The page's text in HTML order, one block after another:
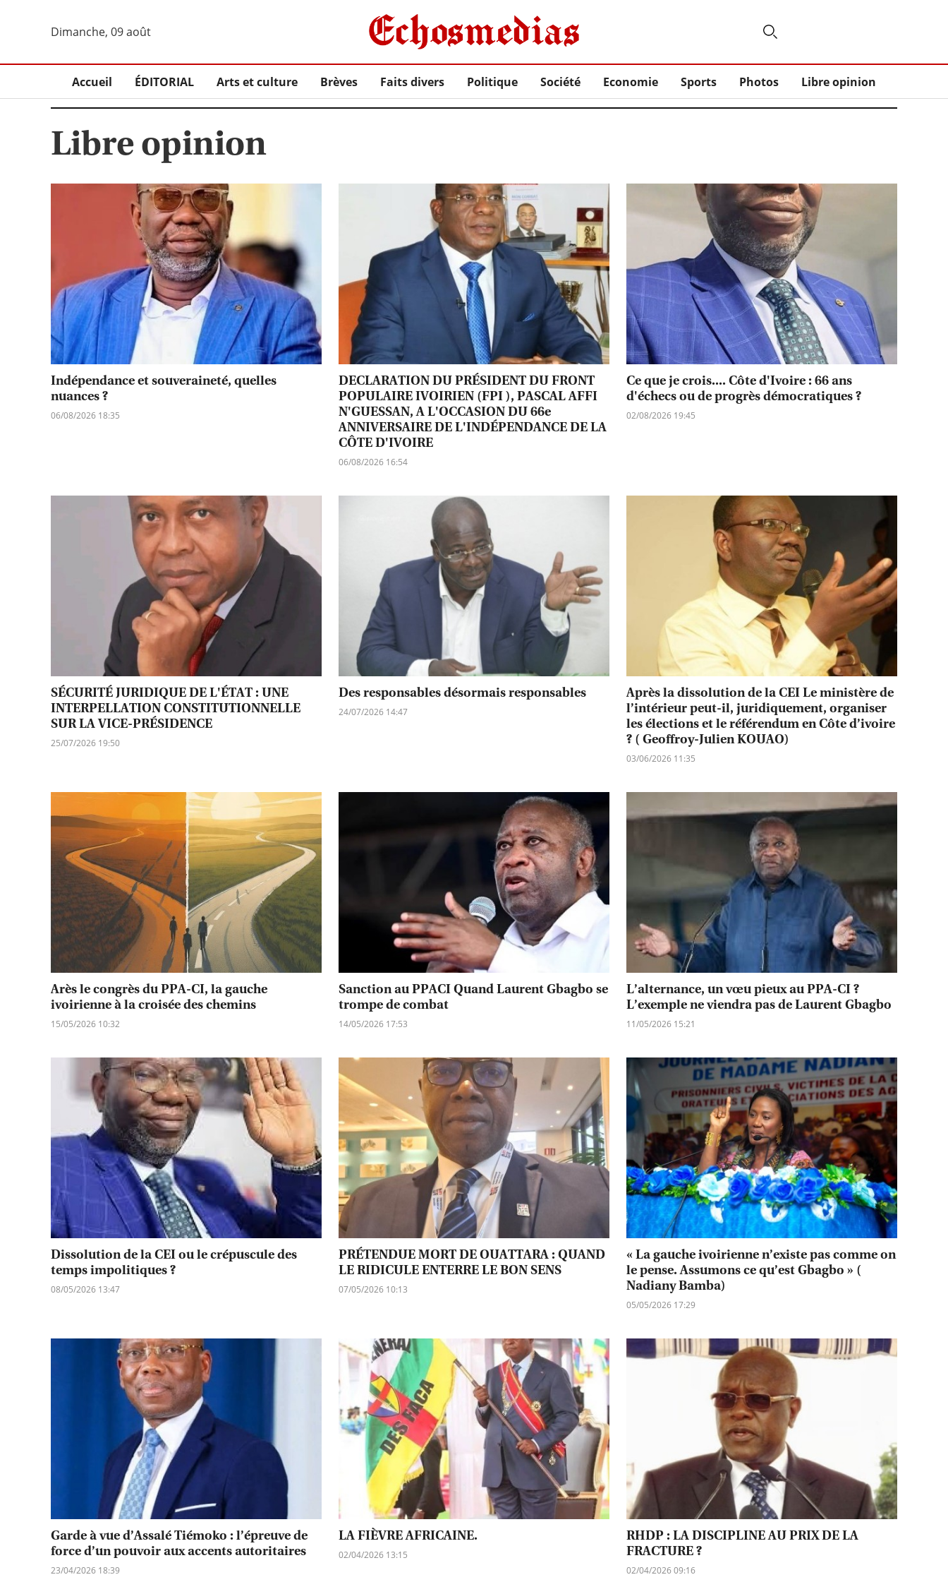
Dimanche, 09 août
Accueil ÉDITORIAL Arts et culture Brèves Faits divers Politique Société Economie Sports Photos Libre opinion
Libre opinion
Indépendance et souveraineté, quelles
nuances ?
06/08/2026 18:35
DECLARATION DU PRÉSIDENT DU FRONT
POPULAIRE IVOIRIEN (FPI ), PASCAL AFFI
N'GUESSAN, A L'OCCASION DU 66e
ANNIVERSAIRE DE L'INDÉPENDANCE DE LA
CÔTE D'IVOIRE
06/08/2026 16:54
Ce que je crois.... Côte d'Ivoire : 66 ans
d'échecs ou de progrès démocratiques ?
02/08/2026 19:45
SÉCURITÉ JURIDIQUE DE L'ÉTAT : UNE
INTERPELLATION CONSTITUTIONNELLE
SUR LA VICE-PRÉSIDENCE
25/07/2026 19:50
Des responsables désormais responsables
24/07/2026 14:47
Après la dissolution de la CEI Le ministère de
l’intérieur peut-il, juridiquement, organiser
les élections et le référendum en Côte d’ivoire
? ( Geoffroy-Julien KOUAO)
03/06/2026 11:35
Arès le congrès du PPA-CI, la gauche
ivoirienne à la croisée des chemins
15/05/2026 10:32
Sanction au PPACI Quand Laurent Gbagbo se
trompe de combat
14/05/2026 17:53
L’alternance, un vœu pieux au PPA-CI ?
L’exemple ne viendra pas de Laurent Gbagbo
11/05/2026 15:21
Dissolution de la CEI ou le crépuscule des
temps impolitiques ?
08/05/2026 13:47
PRÉTENDUE MORT DE OUATTARA : QUAND
LE RIDICULE ENTERRE LE BON SENS
07/05/2026 10:13
« La gauche ivoirienne n’existe pas comme on
le pense. Assumons ce qu’est Gbagbo » (
Nadiany Bamba)
05/05/2026 17:29
Garde à vue d’Assalé Tiémoko : l’épreuve de
force d’un pouvoir aux accents autoritaires
23/04/2026 18:39
LA FIÈVRE AFRICAINE.
02/04/2026 13:15
RHDP : LA DISCIPLINE AU PRIX DE LA
FRACTURE ?
02/04/2026 09:16